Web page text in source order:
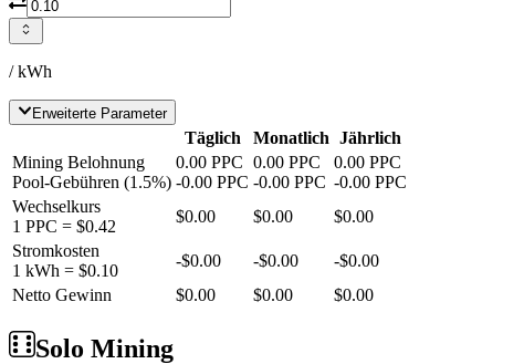
/ kWh
Erweiterte Parameter
Täglich Monatlich Jährlich
Mining Belohnung
Pool-Gebühren (1.5%)
0.00 PPC
-0.00 PPC
0.00 PPC
-0.00 PPC
0.00 PPC
-0.00 PPC
Wechselkurs
1 PPC = $0.42
$0.00 $0.00
$0.00
Stromkosten
1 kWh = $0.10
-$0.00 -$0.00 -$0.00
Netto Gewinn
$0.00 $0.00 $0.00
Solo Mining